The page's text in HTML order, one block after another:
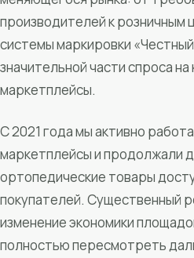
производителей к розничным
системы маркировки
значительной части спроса
маркетплейсы.
С 2021 года мы активно
маркетплейсы и продолжали
ортопедические товары
покупателей. Существенный
изменение экономики
полностью пересмотреть